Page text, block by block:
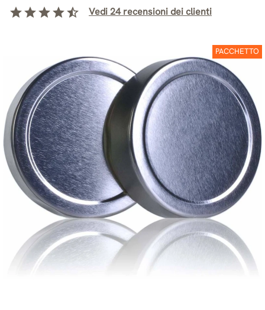
starstarstarstarstar_half Vedi 24 recensioni dei clienti
PACCHETTO